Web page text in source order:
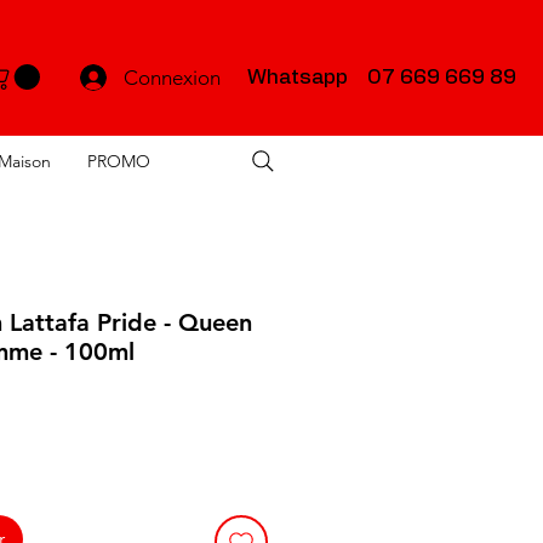
Connexion Whatsapp 07 669 669 89
Maison PROMO
Lattafa Pride - Queen
- 100ml